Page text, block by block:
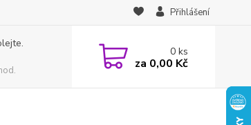
Přihlášení
0ks
za 0,00 Kč